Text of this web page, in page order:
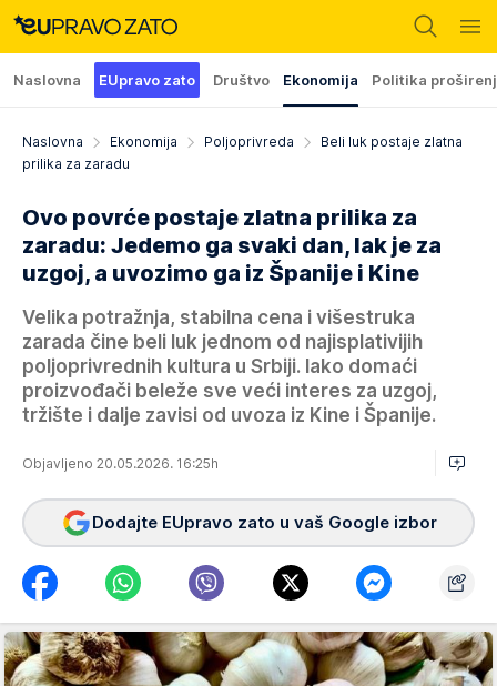
Naslovna EUpravo zato Društvo Ekonomija Politika
Naslovna Ekonomija Poljoprivreda
Beli luk postaje zlatna
prilika za zaradu
Ovo povrće postaje zlatna prilika za
zaradu: Jedemo ga svaki dan, lak je za
uzgoj, a uvozimo ga iz Španije i Kine
Velika potražnja, stabilna cena i višestruka
zarada čine beli luk jednom od najisplativijih
poljoprivrednih kultura u Srbiji. Iako domaći
proizvođači beleže sve veći interes za uzgoj,
tržište i dalje zavisi od uvoza iz Kine i Španije.
Objavljeno 20.05.2026. 16:25h
Dodajte EUpravo zato u vaš Google izbor